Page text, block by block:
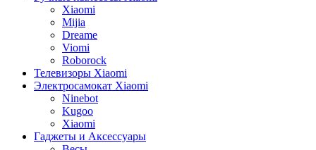
Xiaomi
Mijia
Dreame
Viomi
Roborock
Телевизоры Xiaomi
Электросамокат Xiaomi
Ninebot
Kugoo
Xiaomi
Гаджеты и Аксессуары